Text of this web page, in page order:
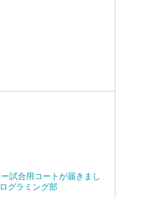
ー試合用コートが届きまし
グラミング部